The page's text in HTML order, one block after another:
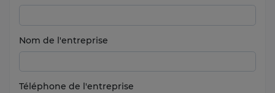
Nom de l'entreprise
Téléphone de l'entreprise